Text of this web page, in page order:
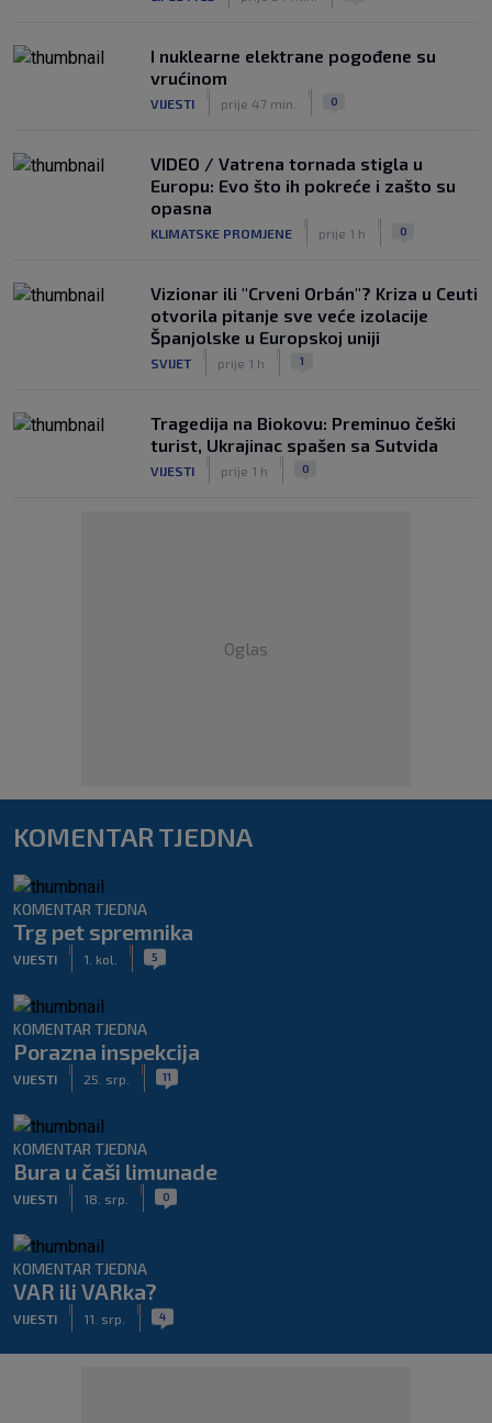
I nuklearne elektrane pogođene su
vrućinom
VIJESTI prije 47 min. 0
VIDEO / Vatrena tornada stigla u
Europu: Evo što ih pokreće i zašto su
opasna
KLIMATSKE PROMJENE prije 1 h 0
Vizionar ili "Crveni Orbán"? Kriza u Ceuti
otvorila pitanje sve veće izolacije
Španjolske u Europskoj uniji
SVIJET prije 1 h 1
Tragedija na Biokovu: Preminuo češki
turist, Ukrajinac spašen sa Sutvida
VIJESTI prije 1 h 0
Oglas
KOMENTAR TJEDNA
KOMENTAR TJEDNA
Trg pet spremnika
VIJESTI 1. kol. 5
KOMENTAR TJEDNA
Porazna inspekcija
VIJESTI 25. srp. 11
KOMENTAR TJEDNA
Bura u čaši limunade
VIJESTI 18. srp. 0
KOMENTAR TJEDNA
VAR ili VARka?
VIJESTI 11. srp. 4